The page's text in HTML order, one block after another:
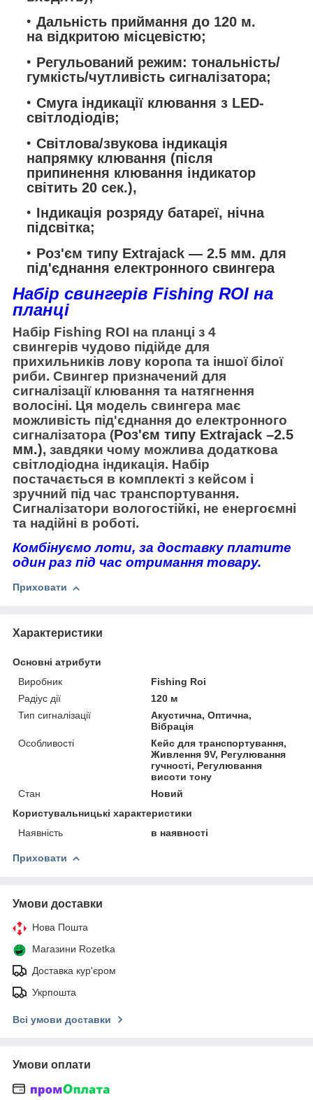
Дальність приймання до 120 м.
на відкритою місцевістю;
Регульований режим: тональність/
гумкість/чутливість сигналізатора;
Смуга індикації клювання з LED-
світлодіодів;
Світлова/звукова індикація
напрямку клювання (після
припинення клювання індикатор
світить 20 сек.),
Індикація розряду батареї, нічна
підсвітка;
Роз'єм типу Extrajack — 2.5 мм. для
під'єднання електронного свингера
Набір свингерів Fishing ROI на
планці
Набір Fishing ROI на планці з 4
свингерів чудово підійде для
прихильників лову коропа та іншої білої
риби. Свингер призначений для
сигналізації клювання та натягнення
волосіні. Ця модель свингера має
можливість під'єднання до електронного
сигналізатора (Роз'єм типу Extrajack –2.5
мм.), завдяки чому можлива додаткова
світлодіодна індикація. Набір
постачається в комплекті з кейсом і
зручний під час транспортування.
Сигналізатори вологостійкі, не енергоємні
та надійні в роботі.
Комбінуємо лоти, за доставку платите
один раз під час отримання товару.
Приховати
Характеристики
Основні атрибути
Виробник
Fishing Roi
Радіус дії
120 м
Тип сигналізації
Акустична, Оптична,
Вібрація
Особливості
Кейс для транспортування,
Живлення 9V, Регулювання
гучності, Регулювання
висоти тону
Стан
Новий
Користувальницькі характеристики
Наявність
в наявності
Приховати
Умови доставки
Нова Пошта
Магазини Rozetka
Доставка кур'єром
Укрпошта
Всі умови доставки
Умови оплати